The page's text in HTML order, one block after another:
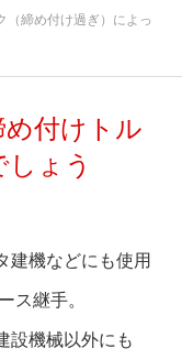
（締め付け過ぎ）によっ
付けトル
ょう
建機などにも使用
ス継手。
設機械以外にも